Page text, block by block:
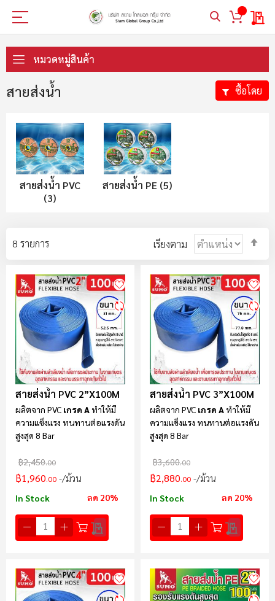
My
ไป
ที่
หมวดหมู่สินค้า
สายส่งน้ำ
สายส่งน้ำ PVC
(3)
สายส่งน้ำ PE (5)
8 รายการ เรียงตาม
สายส่งน้ำ PVC 2”x100M
ผลิตจาก PVC เกรด Aทำให้มี
ความแข็งแรง ทนทานต่อแรงดัน
สูงสุด 8 Bar
฿2,450.00
฿1,960.00 /ม้วน
In Stock ลด 20%
สายส่งน้ำ PVC 3”x100M
ผลิตจาก PVC เกรด Aทำให้มี
ความแข็งแรง ทนทานต่อแรงดัน
สูงสุด 8 Bar
฿3,600.00
฿2,880.00 /ม้วน
In Stock ลด 20%
ซื้อโดย